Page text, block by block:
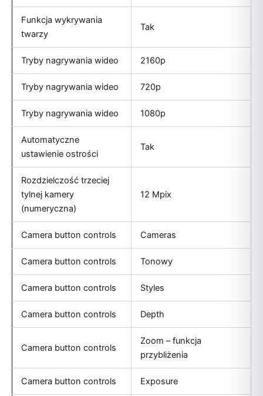
Funkcja wykrywania
twarzy
Tak
Tryby nagrywania wideo 2160p
Tryby nagrywania wideo 720p
Tryby nagrywania wideo 1080p
Automatyczne
ustawienie ostrości
Tak
Rozdzielczość trzeciej
tylnej kamery
(numeryczna)
12 Mpix
Camera button controls Cameras
Camera button controls Tonowy
Camera button controls Styles
Camera button controls Depth
Camera button controls
Zoom – funkcja
przybliżenia
Camera button controls Exposure